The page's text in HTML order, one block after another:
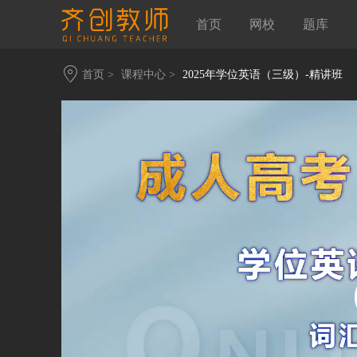
首页 网校 题库
首页 > 课程中心 > 2025年学位英语（三级）-精讲班